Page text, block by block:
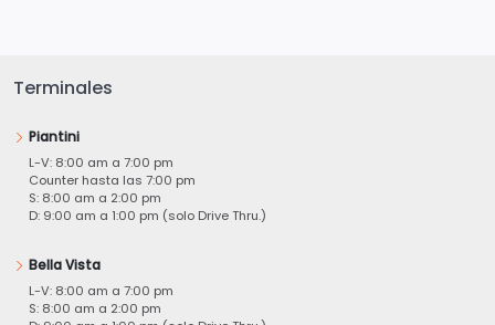
Terminales
Piantini
L-V: 8:00 am a 7:00 pm
Counter hasta las 7:00 pm
S: 8:00 am a 2:00 pm
D: 9:00 am a 1:00 pm (solo Drive Thru.)
Bella Vista
L-V: 8:00 am a 7:00 pm
S: 8:00 am a 2:00 pm